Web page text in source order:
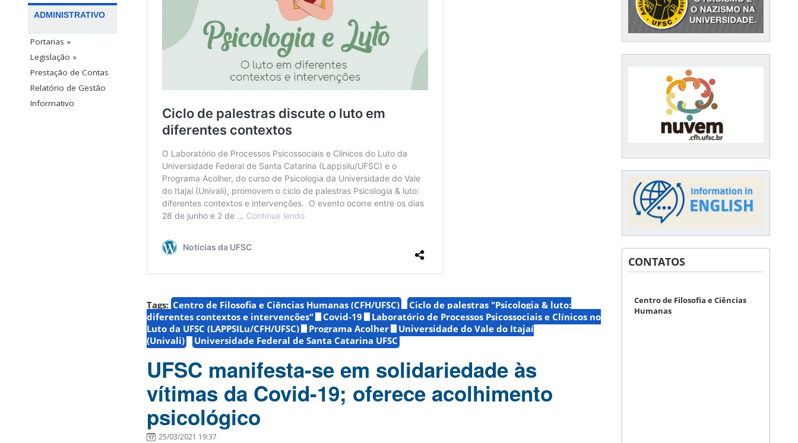
ADMINISTRATIVO
Portarias »
Legislação »
Prestação de Contas
Relatório de Gestão
Informativo
Tags: Centro de Filosofia e Ciências Humanas (CFH/UFSC)
Ciclo de palestras "Psicologia & luto:
diferentes contextos e intervenções"
Covid-19
Laboratório de Processos Psicossociais e Clínicos no
Luto da UFSC (LAPPSILu/CFH/UFSC)
Programa Acolher
Universidade do Vale do Itajaí
(Univali)
Universidade Federal de Santa Catarina UFSC
UFSC manifesta-se em solidariedade às
vítimas da Covid-19; oferece acolhimento
psicológico
25/03/2021 19:37
CONTATOS
Centro de Filosofia e Ciências
Humanas